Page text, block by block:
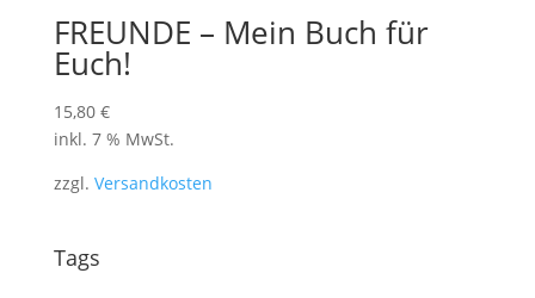
FREUNDE – Mein Buch für
Euch!
15,80 €
inkl. 7 % MwSt.
zzgl. Versandkosten
Tags